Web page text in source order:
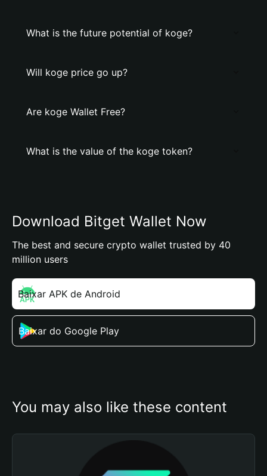
What is the future potential of koge?
Will koge price go up?
Are koge Wallet Free?
What is the value of the koge token?
Download Bitget Wallet Now
The best and secure crypto wallet trusted by 40
million users
Baixar APK de Android
Baixar do Google Play
You may also like these content